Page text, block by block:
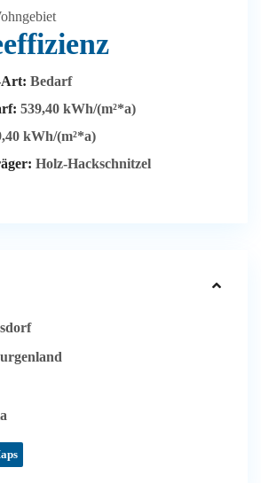
Art: Bedarf
539,40 kWh/(m²*a)
kWh/(m²*a)
Holz-Hackschnitzel